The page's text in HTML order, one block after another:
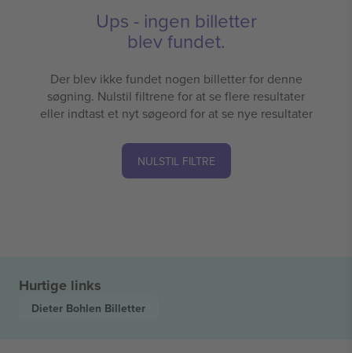
Ups - ingen billetter
blev fundet.
Der blev ikke fundet nogen billetter for denne
søgning. Nulstil filtrene for at se flere resultater
eller indtast et nyt søgeord for at se nye resultater
NULSTIL FILTRE
Hurtige links
Dieter Bohlen Billetter